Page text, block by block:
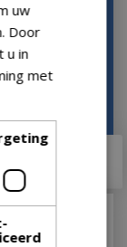
Rondo
29 28 Antiek
uitverkocht!
uw
Door
u in
met